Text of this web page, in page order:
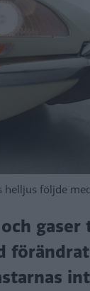
helljus följde